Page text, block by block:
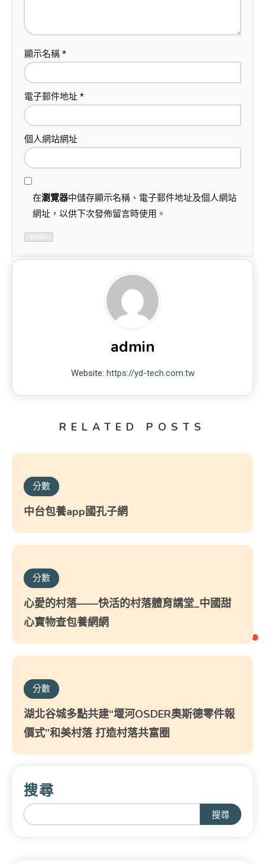
顯示名稱 *
電子郵件地址 *
個人網站網址
在瀏覽器中儲存顯示名稱、電子郵件地址及個人網站
網址，以供下次發佈留言時使用。
admin
Website: https://yd-tech.com.tw
RELATED POSTS
分數
中台包養app國孔子網
分數
心愛的村落——快活的村落體育講堂_中國甜
心寶物查包養網網
分數
湖北谷城多點共建“堰河OSDER奧斯德零件報
價式”和美村落 打造村落共富圈
搜尋
搜尋